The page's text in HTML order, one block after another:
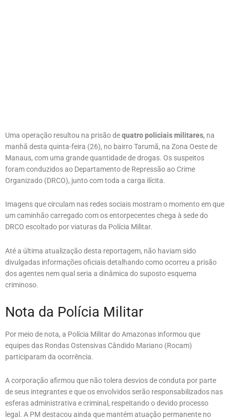
Uma operação resultou na prisão dequatro policiais militares, na
manhã desta quinta-feira (26), no bairro Tarumã, na Zona Oeste de
Manaus, com uma grande quantidade de drogas. Os suspeitos
foram conduzidos ao Departamento de Repressão ao Crime
Organizado (DRCO), junto com toda a carga ilícita.
Imagens que circulam nas redes sociais mostram o momento em que
um caminhão carregado com os entorpecentes chega à sede do
DRCO escoltado por viaturas da Polícia Militar.
Até a última atualização desta reportagem, não haviam sido
divulgadas informações oficiais detalhando como ocorreu a prisão
dos agentes nem qual seria a dinâmica do suposto esquema
criminoso.
Nota da Polícia Militar
Por meio de nota, a Polícia Militar do Amazonas informou que
equipes das Rondas Ostensivas Cândido Mariano (Rocam)
participaram da ocorrência.
A corporação afirmou que não tolera desvios de conduta por parte
de seus integrantes e que os envolvidos serão responsabilizados nas
esferas administrativa e criminal, respeitando o devido processo
legal. A PM destacou ainda que mantém atuação permanente no